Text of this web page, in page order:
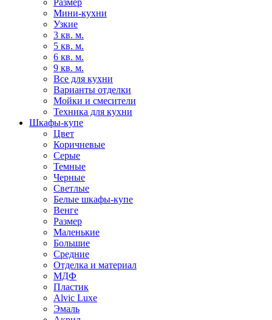
Размер
Мини-кухни
Узкие
3 кв. м.
5 кв. м.
6 кв. м.
9 кв. м.
Все для кухни
Варианты отделки
Мойки и смесители
Техника для кухни
Шкафы-купе
Цвет
Коричневые
Серые
Темные
Черные
Светлые
Белые шкафы-купе
Венге
Размер
Маленькие
Большие
Средние
Отделка и материал
МДФ
Пластик
Alvic Luxe
Эмаль